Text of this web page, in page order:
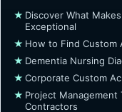
★ Discover What
Exceptional
★ How to Find Custom
★ Dementia Nursing
★ Corporate Custom
★ Project Management
Contractors